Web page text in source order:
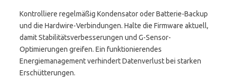
Kontrolliere regelmäßig Kondensator oder Batterie-Backup
und die Hardwire-Verbindungen. Halte die Firmware aktuell,
damit Stabilitätsverbesserungen und G-Sensor-
Optimierungen greifen. Ein funktionierendes
Energiemanagement verhindert Datenverlust bei starken
Erschütterungen.